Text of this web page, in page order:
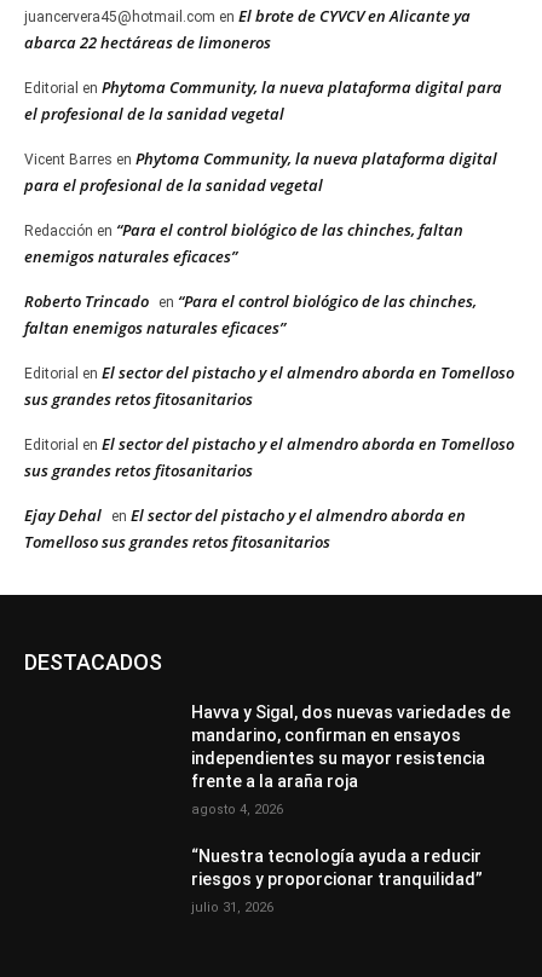
juancervera45@hotmail.com en El brote de CYVCV en Alicante ya
abarca 22 hectáreas de limoneros
Editorial en Phytoma Community, la nueva plataforma digital para
el profesional de la sanidad vegetal
Vicent Barres en Phytoma Community, la nueva plataforma digital
para el profesional de la sanidad vegetal
Redacción en “Para el control biológico de las chinches, faltan
enemigos naturales eficaces”
Roberto Trincado en “Para el control biológico de las chinches,
faltan enemigos naturales eficaces”
Editorial en El sector del pistacho y el almendro aborda en Tomelloso
sus grandes retos fitosanitarios
Editorial en El sector del pistacho y el almendro aborda en Tomelloso
sus grandes retos fitosanitarios
Ejay Dehal en El sector del pistacho y el almendro aborda en
Tomelloso sus grandes retos fitosanitarios
DESTACADOS
Havva y Sigal, dos nuevas variedades de
mandarino, confirman en ensayos
independientes su mayor resistencia
frente a la araña roja
agosto 4, 2026
“Nuestra tecnología ayuda a reducir
riesgos y proporcionar tranquilidad”
julio 31, 2026